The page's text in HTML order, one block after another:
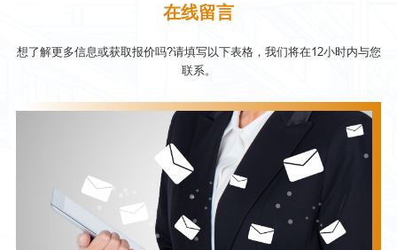
在线留言
想了解更多信息或获取报价吗?请填写以下表格，我们将在12小时内与您
联系。